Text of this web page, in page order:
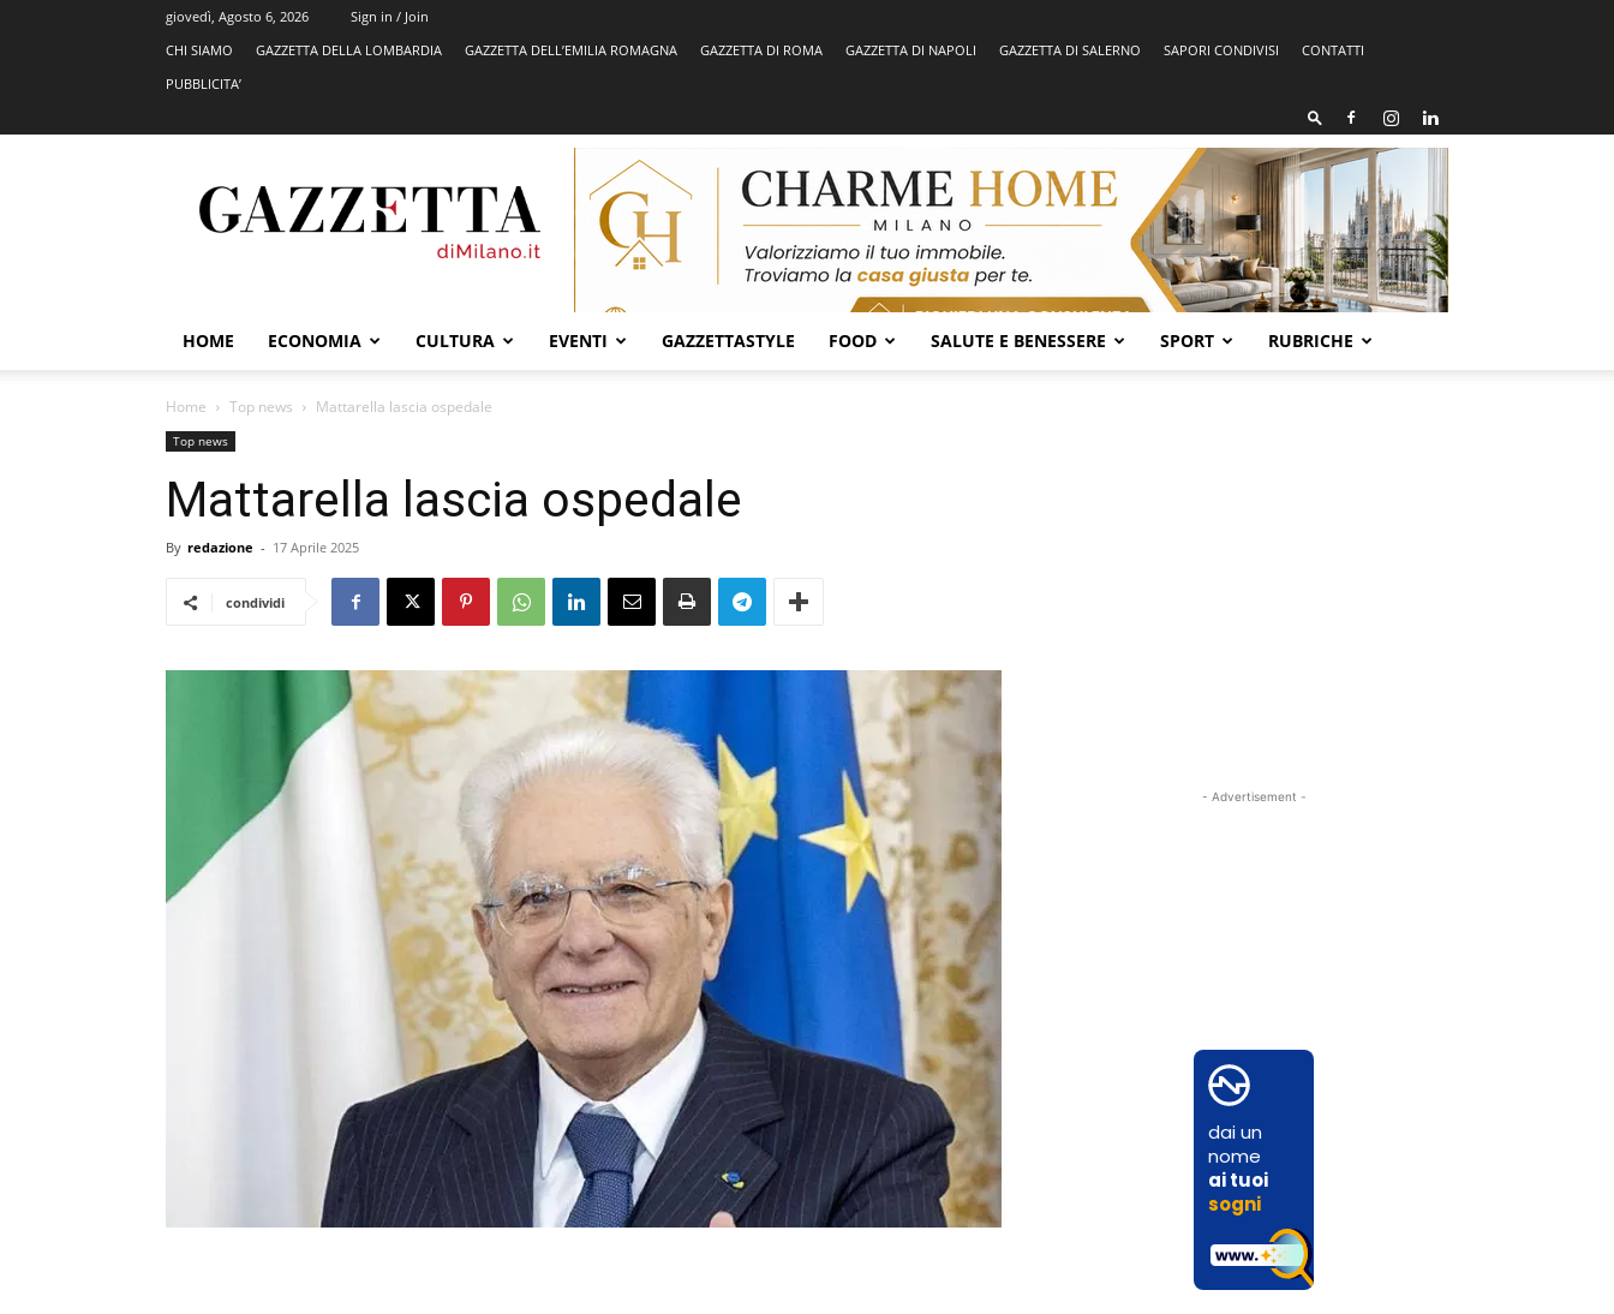
giovedì, Agosto 6, 2026
Sign in / Join
CHI SIAMO
GAZZETTA DELLA LOMBARDIA GAZZETTA DELL’EMILIA ROMAGNA GAZZETTA DI ROMA GAZZETTA DI NAPOLI GAZZETTA DI SALERNO SAPORI CONDIVISI
CONTATTI
PUBBLICITA’
HOME ECONOMIA CULTURA EVENTI GAZZETTASTYLE FOOD SALUTE E BENESSERE SPORT RUBRICHE
Home Top news Mattarella lascia ospedale
Top news
Mattarella lascia ospedale
By redazione - 17 Aprile 2025
condividi
- Advertisement -